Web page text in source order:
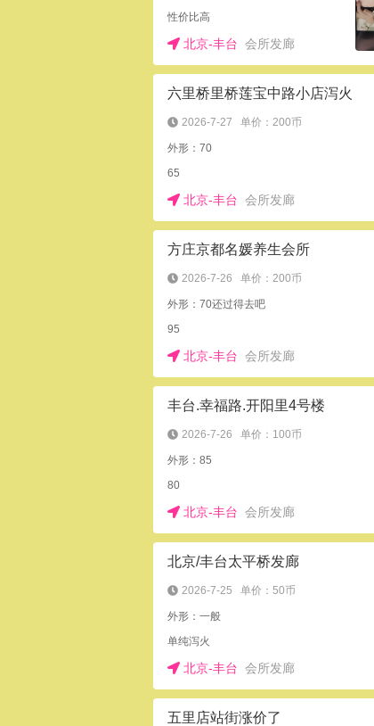
性价比高
北京-丰台 会所发廊
六里桥里桥莲宝中路小店泻火
2026-7-27 单价：200币
外形：70
65
北京-丰台 会所发廊
方庄京都名媛养生会所
2026-7-26 单价：200币
外形：70还过得去吧
95
北京-丰台 会所发廊
丰台.幸福路.开阳里4号楼
2026-7-26 单价：100币
外形：85
80
北京-丰台 会所发廊
北京/丰台太平桥发廊
2026-7-25 单价：50币
外形：一般
单纯泻火
北京-丰台 会所发廊
五里店站街涨价了